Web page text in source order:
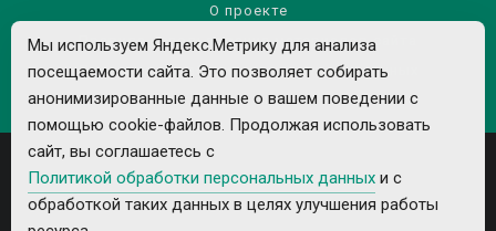
О проекте
Правила использования материалов сайта
Политика обработки персональных данных
Мы используем Яндекс.Метрику для анализа
посещаемости сайта. Это позволяет собирать
анонимизированные данные о вашем поведении с
помощью cookie-файлов. Продолжая использовать
сайт, вы соглашаетесь с
Политикой обработки персональных данных и с
обработкой таких данных в целях улучшения работы